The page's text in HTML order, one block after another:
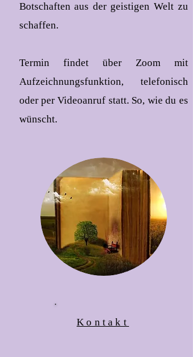
Botschaften aus der geistigen Welt zu
schaffen.
Termin findet über Zoom mit
Aufzeichnungsfunktion, telefonisch
oder per Videoanruf statt. So, wie du es
wünscht.
Kontakt